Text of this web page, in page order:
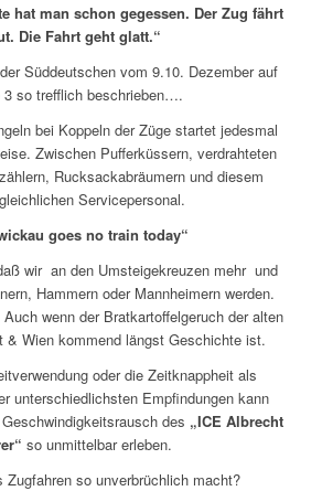
hat man schon gegessen. Der Zug fährt
Die Fahrt geht glatt.“
Süddeutschen vom 9.10. Dezember auf
3 so trefflich beschrieben….
bei Koppeln der Züge startet jedesmal
Zwischen Pufferküssern, verdrahteten
Rucksackabräumern und diesem
Servicepersonal.
goes no train today“
wir an den Umsteigekreuzen mehr und
Hammern oder Mannheimern werden.
wenn der Bratkartoffelgeruch der alten
& Wien kommend längst Geschichte ist.
oder die Zeitknappheit als
unterschiedlichsten Empfindungen kann
des „ICE Albrecht
so unmittelbar erleben.
Zugfahren so unverbrüchlich macht?